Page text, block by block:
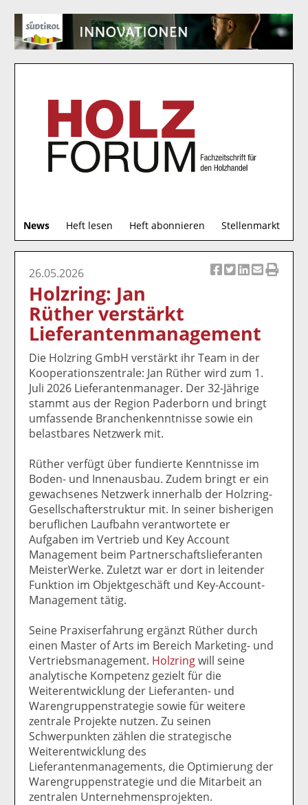
News Heft lesen Heft abonnieren Stellenmarkt
u
c
el
a
uf
F
ac
e
b
k
te
il
e
n
el
t
wi
tt
er
n
el
a
uf
Li
n
k
e
te
il
e
n
el
p
er
E
m
ai
l
se
n
d
e
n
26.05.2026
Holzring: Jan
Rüther verstärkt
Lieferantenmanagement
Die Holzring GmbH verstärkt ihr Team in der
Kooperationszentrale: Jan Rüther wird zum 1.
Juli 2026 Lieferantenmanager. Der 32-Jährige
stammt aus der Region Paderborn und bringt
umfassende Branchenkenntnisse sowie ein
belastbares Netzwerk mit.
Rüther verfügt über fundierte Kenntnisse im
Boden- und Innenausbau. Zudem bringt er ein
gewachsenes Netzwerk innerhalb der Holzring-
Gesellschafterstruktur mit. In seiner bisherigen
beruflichen Laufbahn verantwortete er
Aufgaben im Vertrieb und Key Account
Management beim Partnerschaftslieferanten
MeisterWerke. Zuletzt war er dort in leitender
Funktion im Objektgeschäft und Key-Account-
Management tätig.
Seine Praxiserfahrung ergänzt Rüther durch
einen Master of Arts im Bereich Marketing- und
Vertriebsmanagement. Holzringwill seine
analytische Kompetenz gezielt für die
Weiterentwicklung der Lieferanten- und
Warengruppenstrategie sowie für weitere
zentrale Projekte nutzen. Zu seinen
Schwerpunkten zählen die strategische
Weiterentwicklung des
Lieferantenmanagements, die Optimierung der
Warengruppenstrategie und die Mitarbeit an
zentralen Unternehmensprojekten.